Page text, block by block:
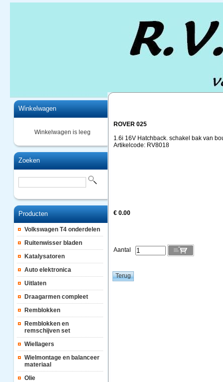
Winkelwagen
Winkelwagen is leeg
Zoeken
Producten
Volkswagen T4 onderdelen
Ruitenwisser bladen
Katalysatoren
Auto elektronica
Uitlaten
Draagarmen compleet
Remblokken
Remblokken en
remschijven set
Wiellagers
Wielmontage en balanceer
materiaal
Olie
ROVER 025
1.6i 16V Hatchback. schakel bak van
Artikelcode: RV8018
€ 0.00
Aantal